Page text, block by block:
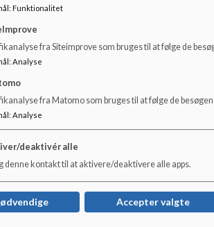
læreplan
arbejde
: Funktionalitet
fra Siteimprove som bruges til at følge de
: Analyse
fra Matomo som bruges til at følge de
: Analyse
deaktivér alle
denne kontakt til at aktivere/deaktivere alle apps.
Accepter valgte